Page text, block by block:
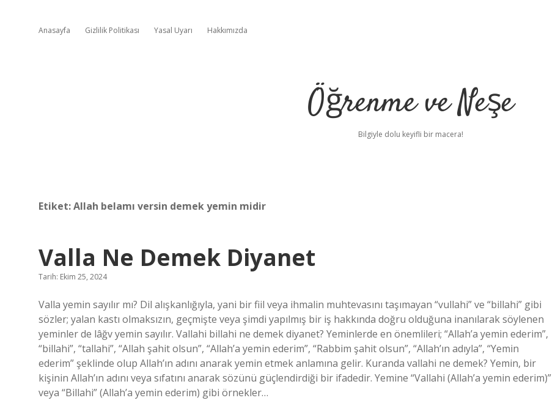
Anasayfa Gizlilik Politikası Yasal Uyarı Hakkımızda
Öğrenme ve Neşe
Bilgiyle dolu keyifli bir macera!
Etiket:Allah belamı versin demek yemin midir
Valla Ne Demek Diyanet
Tarih: Ekim 25, 2024
Valla yemin sayılır mı? Dil alışkanlığıyla, yani bir fiil veya ihmalin muhtevasını taşımayan “vullahi” ve “billahi” gibi
sözler; yalan kastı olmaksızın, geçmişte veya şimdi yapılmış bir iş hakkında doğru olduğuna inanılarak söylenen
yeminler de lâğv yemin sayılır. Vallahi billahi ne demek diyanet? Yeminlerde en önemlileri; “Allah’a yemin ederim”,
“billahi”, “tallahi”, “Allah şahit olsun”, “Allah’a yemin ederim”, “Rabbim şahit olsun”, “Allah’ın adıyla”, “Yemin
ederim” şeklinde olup Allah’ın adını anarak yemin etmek anlamına gelir. Kuranda vallahi ne demek? Yemin, bir
kişinin Allah’ın adını veya sıfatını anarak sözünü güçlendirdiği bir ifadedir. Yemine “Vallahi (Allah’a yemin ederim)”
veya “Billahi” (Allah’a yemin ederim) gibi örnekler…